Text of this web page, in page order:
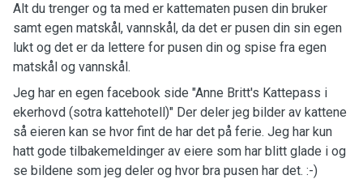
Alt du trenger og ta med er kattematen pusen din bruker
samt egen matskål, vannskål, da det er pusen din sin egen
lukt og det er da lettere for pusen din og spise fra egen
matskål og vannskål.
Jeg har en egen facebook side "Anne Britt's Kattepass i
ekerhovd (sotra kattehotell)" Der deler jeg bilder av kattene
så eieren kan se hvor fint de har det på ferie. Jeg har kun
hatt gode tilbakemeldinger av eiere som har blitt glade i og
se bildene som jeg deler og hvor bra pusen har det. :-)